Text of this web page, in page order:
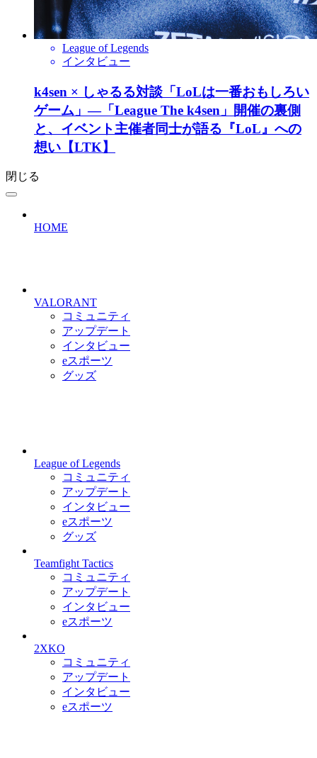
League of Legends
インタビュー
k4sen × しゃるる対談「LoLは一番おもしろい
ゲーム」―「League The k4sen」開催の裏側
と、イベント主催者同士が語る『LoL』への
想い【LTK】
閉じる
HOME
VALORANT
コミュニティ
アップデート
インタビュー
eスポーツ
グッズ
League of Legends
コミュニティ
アップデート
インタビュー
eスポーツ
グッズ
Teamfight Tactics
コミュニティ
アップデート
インタビュー
eスポーツ
2XKO
コミュニティ
アップデート
インタビュー
eスポーツ